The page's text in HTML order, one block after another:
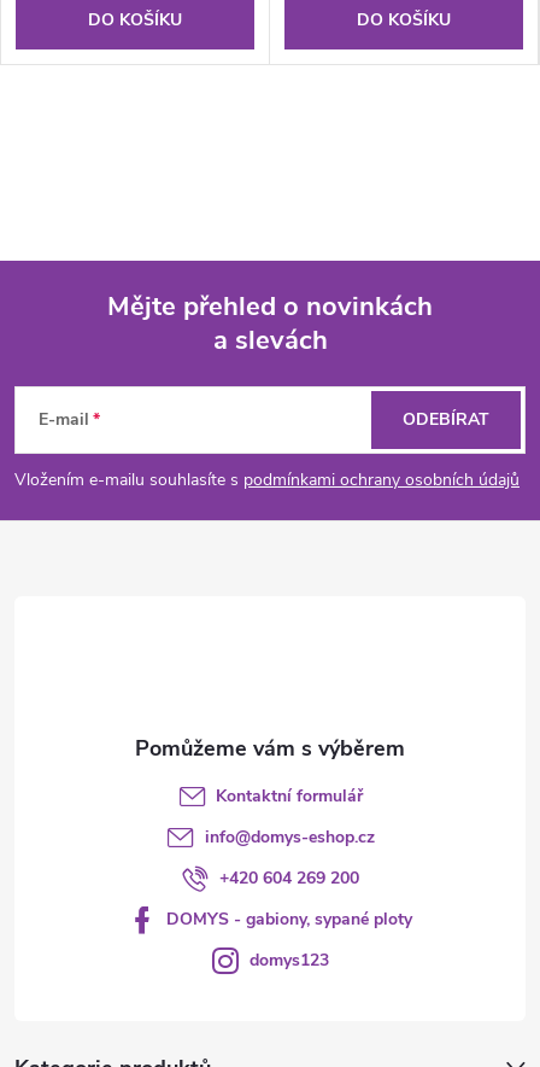
DO KOŠÍKU DO KOŠÍKU
p
Mějte přehled o novinkách
a slevách
E-mail
Vložením e-mailu souhlasíte s podmínkami ochrany osobních údajů
ODEBÍRAT
Kontaktní formulář
info@domys-eshop.cz
+420 604 269 200
DOMYS - gabiony, sypané ploty
domys123